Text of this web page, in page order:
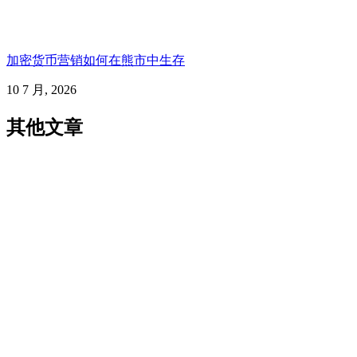
加密货币营销如何在熊市中生存
10 7 月, 2026
其他文章